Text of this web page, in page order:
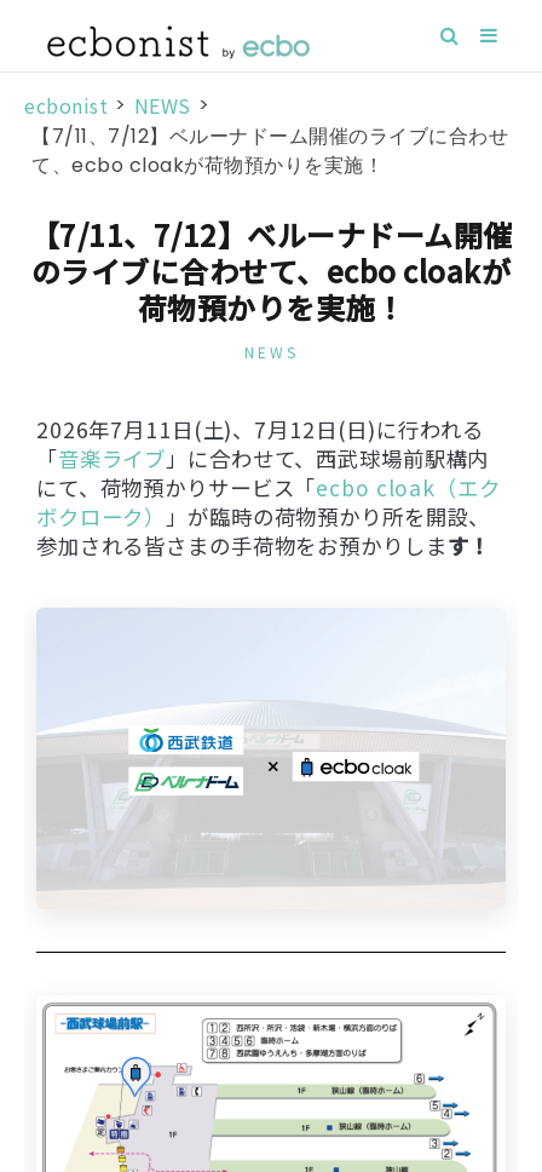
ecbonist > NEWS >
【7/11、7/12】ベルーナドーム開催のライブに合わせ
て、ecbo cloakが荷物預かりを実施！
【7/11、7/12】ベルーナドーム開催
のライブに合わせて、ecbo cloakが
荷物預かりを実施！
NEWS
2026年7月11日(土)、7月12日(日)に行われる
「音楽ライブ」に合わせて、西武球場前駅構内
にて、荷物預かりサービス「ecbo cloak（エク
ボクローク） 」が臨時の荷物預かり所を開設、
参加される皆さまの手荷物をお預かりします！